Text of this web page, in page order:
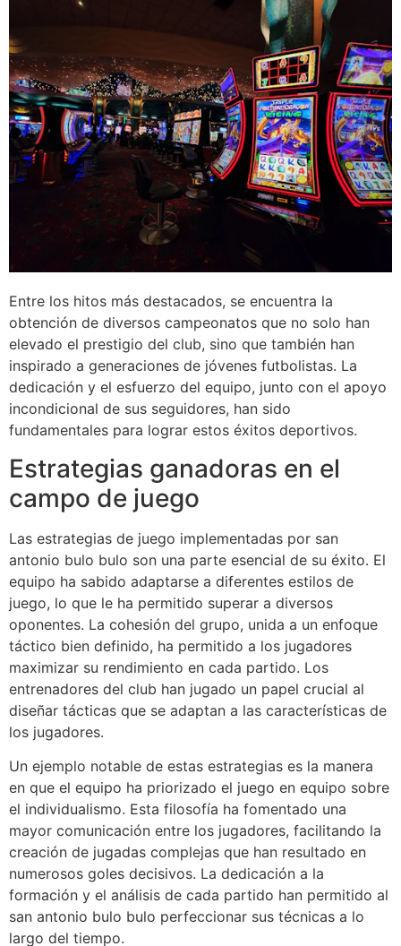
Entre los hitos más destacados, se encuentra la
obtención de diversos campeonatos que no solo han
elevado el prestigio del club, sino que también han
inspirado a generaciones de jóvenes futbolistas. La
dedicación y el esfuerzo del equipo, junto con el apoyo
incondicional de sus seguidores, han sido
fundamentales para lograr estos éxitos deportivos.
Estrategias ganadoras en el
campo de juego
Las estrategias de juego implementadas por san
antonio bulo bulo son una parte esencial de su éxito. El
equipo ha sabido adaptarse a diferentes estilos de
juego, lo que le ha permitido superar a diversos
oponentes. La cohesión del grupo, unida a un enfoque
táctico bien definido, ha permitido a los jugadores
maximizar su rendimiento en cada partido. Los
entrenadores del club han jugado un papel crucial al
diseñar tácticas que se adaptan a las características de
los jugadores.
Un ejemplo notable de estas estrategias es la manera
en que el equipo ha priorizado el juego en equipo sobre
el individualismo. Esta filosofía ha fomentado una
mayor comunicación entre los jugadores, facilitando la
creación de jugadas complejas que han resultado en
numerosos goles decisivos. La dedicación a la
formación y el análisis de cada partido han permitido al
san antonio bulo bulo perfeccionar sus técnicas a lo
largo del tiempo.